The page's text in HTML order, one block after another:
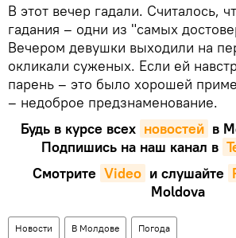
В этот вечер гадали. Считалось,
гадания – одни из "самых
Вечером девушки выходили на
окликали суженых. Если ей
парень – это было хорошей
– недоброе предзнаменование.
Будь в курсе всех новостей в
Подпишись на наш канал в
Смотрите Video и слушайте
Moldova
Новости В Молдове Погода